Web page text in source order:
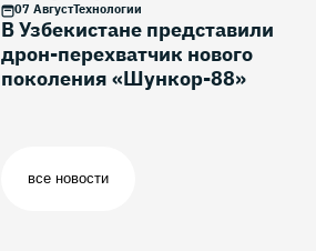
иностранцам исключили
07 АвгустТехнологии
В Узбекистане представили
дрон-перехватчик нового
поколения «Шункор-88»
все новости